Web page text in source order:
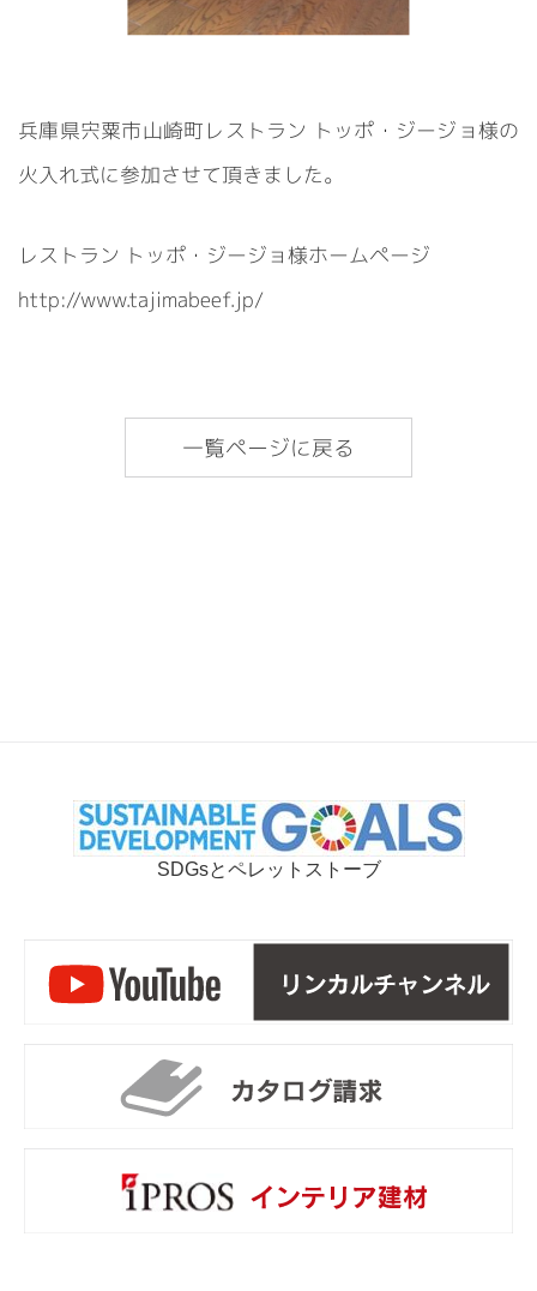
兵庫県宍粟市山崎町レストラン トッポ・ジージョ様の
火入れ式に参加させて頂きました。
レストラン トッポ・ジージョ様ホームページ
http://www.tajimabeef.jp/
一覧ページに戻る
SDGsとペレットストーブ